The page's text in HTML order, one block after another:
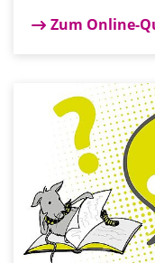
Zum Online-